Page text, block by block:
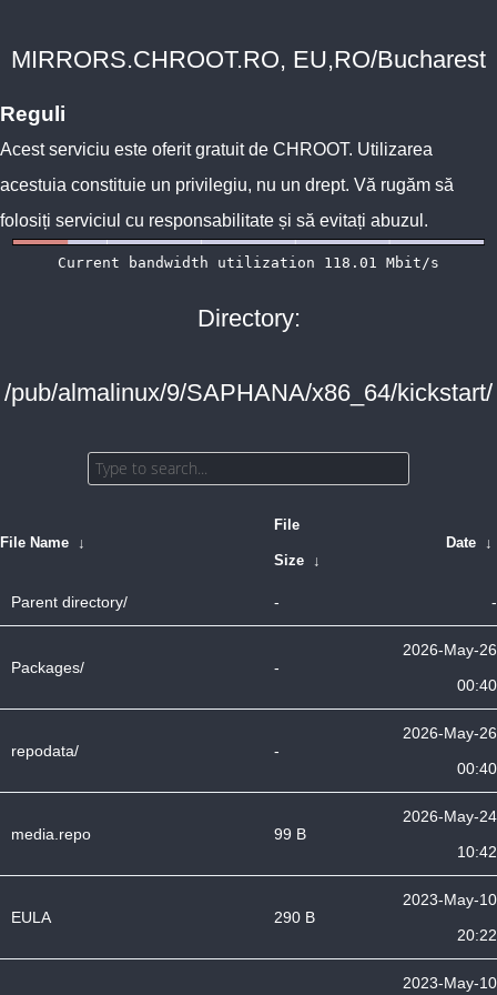
MIRRORS.CHROOT.RO, EU,RO/Bucharest
Reguli
Acest serviciu este oferit gratuit de CHROOT. Utilizarea
acestuia constituie un privilegiu, nu un drept. Vă rugăm să
folosiți serviciul cu responsabilitate și să evitați abuzul.
Directory:
/pub/almalinux/9/SAPHANA/x86_64/kickstart/
File Name ↓
File
Size ↓
Date ↓
Parent directory/ - -
Packages/ -
2026-May-26
00:40
repodata/ -
2026-May-26
00:40
media.repo 99 B
2026-May-24
10:42
EULA 290 B
2023-May-10
20:22
2023-May-10